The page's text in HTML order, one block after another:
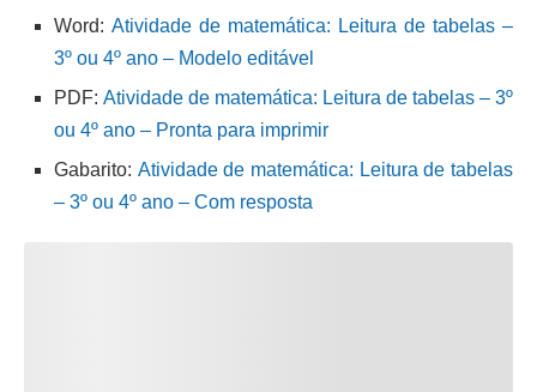
Word: Atividade de matemática: Leitura de tabelas –
3º ou 4º ano – Modelo editável
PDF: Atividade de matemática: Leitura de tabelas – 3º
ou 4º ano – Pronta para imprimir
Gabarito: Atividade de matemática: Leitura de tabelas
– 3º ou 4º ano – Com resposta